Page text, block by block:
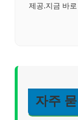
제공.지금 바로
자주